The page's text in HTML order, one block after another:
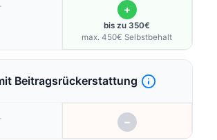
+
bis zu 350€
max. 450€ Selbstbehalt
Beitragsrückerstattung
−